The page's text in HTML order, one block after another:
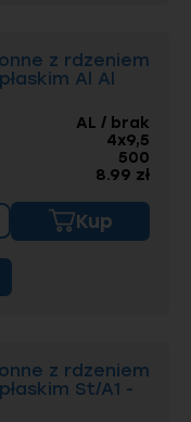
z rdzeniem
Al Al
AL / brak
4x9,5
500
8.99 zł
Kup
z rdzeniem
St/A1 -